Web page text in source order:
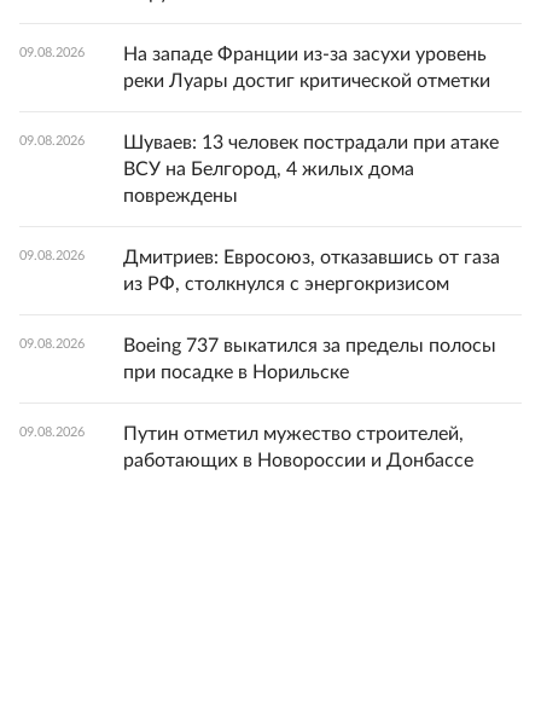
09.08.2026
На западе Франции из-за засухи уровень
реки Луары достиг критической отметки
09.08.2026
Шуваев: 13 человек пострадали при атаке
ВСУ на Белгород, 4 жилых дома
повреждены
09.08.2026
Дмитриев: Евросоюз, отказавшись от газа
из РФ, столкнулся с энергокризисом
09.08.2026
Boeing 737 выкатился за пределы полосы
при посадке в Норильске
09.08.2026
Путин отметил мужество строителей,
работающих в Новороссии и Донбассе